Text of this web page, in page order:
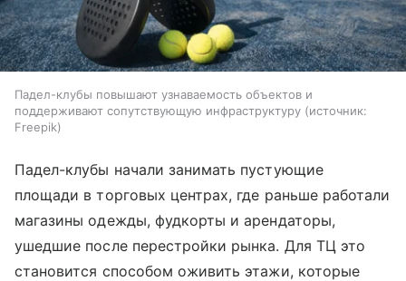
Падел-клубы повышают узнаваемость объектов и
поддерживают сопутствующую инфраструктуру
источник:
Freepik
Падел-клубы начали занимать пустующие
площади в торговых центрах, где раньше работали
магазины одежды, фудкорты и арендаторы,
ушедшие после перестройки рынка. Для ТЦ это
становится способом оживить этажи, которые